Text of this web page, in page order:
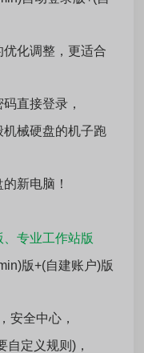
化调整，更适合
直接登录，
械硬盘的机子跑
新电脑！
、专业工作站版
版+(自建账户)版
安全中心，
自定义规则)，